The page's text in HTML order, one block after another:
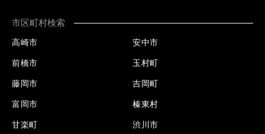
市区町村検索
高崎市
前橋市
藤岡市
富岡市
甘楽町
安中市
玉村町
吉岡町
榛東村
渋川市